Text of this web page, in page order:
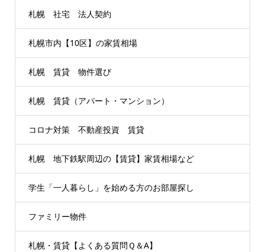
札幌 社宅 法人契約
札幌市内【10区】の家賃相場
札幌 賃貸 物件選び
札幌 賃貸（アパート・マンション）
コロナ対策 不動産投資 賃貸
札幌 地下鉄駅周辺の【賃貸】家賃相場など
学生「一人暮らし」を始める方のお部屋探し
ファミリー物件
札幌・賃貸【よくある質問Ｑ＆A】